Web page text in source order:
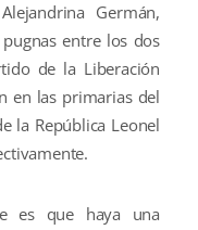
Germán,
entre los dos
de la Liberación
en las primarias del
la República Leonel
es que haya una